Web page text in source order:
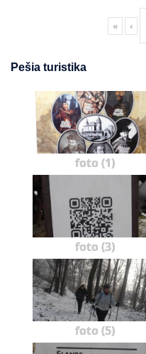
« ‹
Pešia turistika
foto (1)
foto (3)
foto (5)